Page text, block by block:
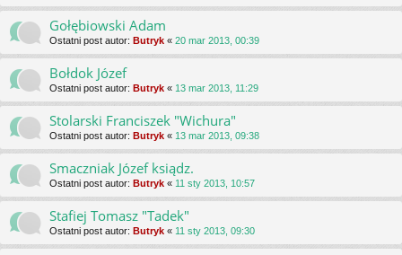
Gołębiowski Adam
Ostatni post autor: Butryk « 20 mar 2013, 00:39
Bołdok Józef
Ostatni post autor: Butryk « 13 mar 2013, 11:29
Stolarski Franciszek "Wichura"
Ostatni post autor: Butryk « 13 mar 2013, 09:38
Smaczniak Józef ksiądz.
Ostatni post autor: Butryk « 11 sty 2013, 10:57
Stafiej Tomasz "Tadek"
Ostatni post autor: Butryk « 11 sty 2013, 09:30